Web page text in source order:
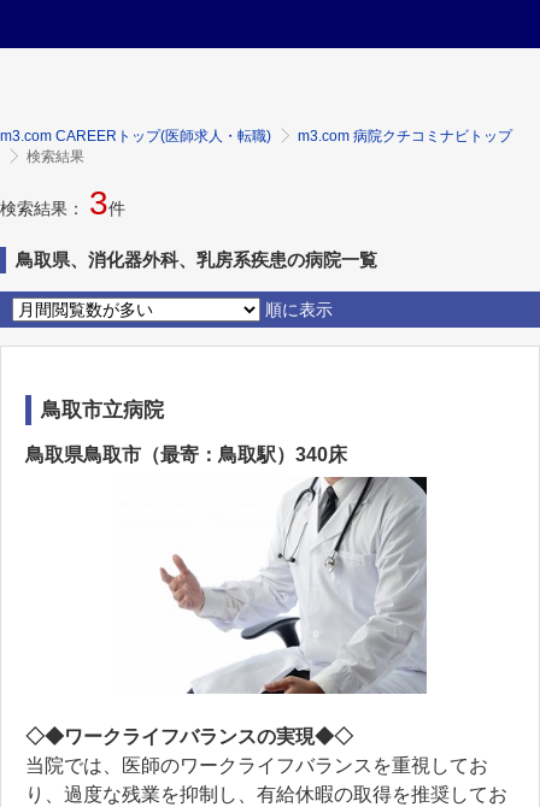
m3.com CAREERトップ(医師求人・転職)
m3.com 病院クチコミナビトップ
検索結果
検索結果： 3件
鳥取県、消化器外科、乳房系疾患の病院一覧
順に表示
鳥取市立病院
鳥取県鳥取市（最寄：鳥取駅）340床
◇◆ワークライフバランスの実現◆◇
当院では、医師のワークライフバランスを重視してお
り、過度な残業を抑制し、有給休暇の取得を推奨してお